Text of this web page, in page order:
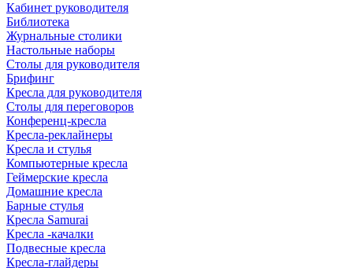
Кабинет руководителя
Библиотека
Журнальные столики
Настольные наборы
Столы для руководителя
Брифинг
Кресла для руководителя
Столы для переговоров
Конференц-кресла
Кресла-реклайнеры
Кресла и стулья
Компьютерные кресла
Геймерские кресла
Домашние кресла
Барные стулья
Кресла Samurai
Кресла -качалки
Подвесные кресла
Кресла-глайдеры